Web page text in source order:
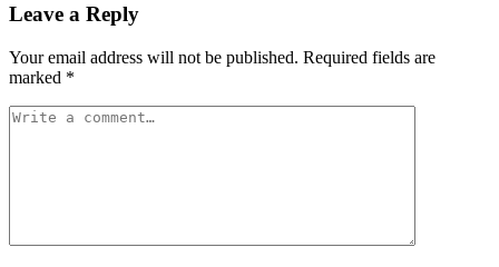
Leave a Reply
Your email address will not be published. Required fields are
marked *